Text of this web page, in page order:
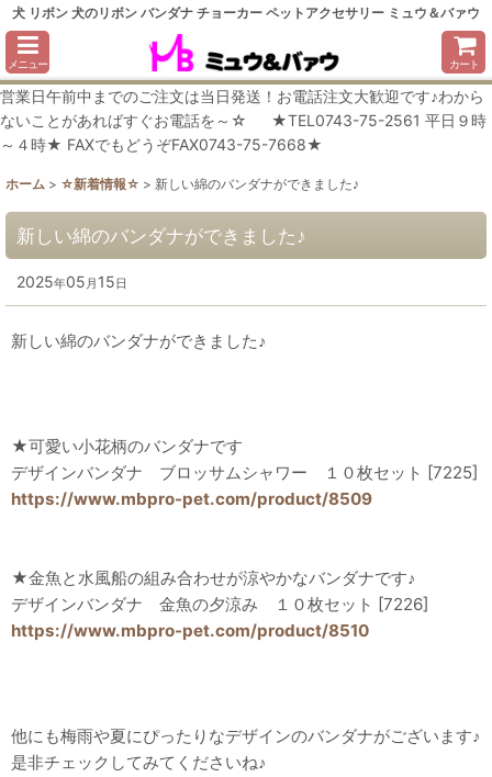
犬 リボン 犬のリボン バンダナ チョーカー ペットアクセサリー ミュウ＆バァウ
メニュー カート
営業日午前中までのご注文は当日発送！お電話注文大歓迎です♪わから
ないことがあればすぐお電話を～☆ ★TEL0743-75-2561 平日９時
～４時★ FAXでもどうぞFAX0743-75-7668★
ホーム > ☆新着情報☆ > 新しい綿のバンダナができました♪
新しい綿のバンダナができました♪
2025年05 月 15日
新しい綿のバンダナができました♪
★可愛い小花柄のバンダナです
デザインバンダナ ブロッサムシャワー １０枚セット [7225]
https://www.mbpro-pet.com/product/8509
★金魚と水風船の組み合わせが涼やかなバンダナです♪
デザインバンダナ 金魚の夕涼み １０枚セット [7226]
https://www.mbpro-pet.com/product/8510
他にも梅雨や夏にぴったりなデザインのバンダナがございます♪
是非チェックしてみてくださいね♪